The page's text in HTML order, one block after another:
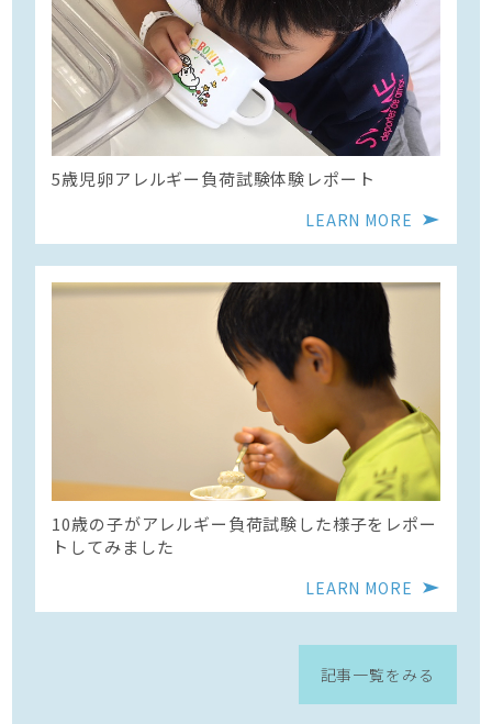
5歳児卵アレルギー負荷試験体験レポート
LEARN MORE
10歳の子がアレルギー負荷試験した様子をレポー
トしてみました
LEARN MORE
記事一覧をみる